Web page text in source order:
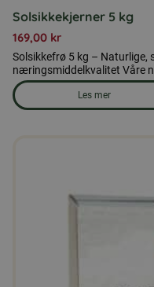
Solsikkekjerner 5 kg
169,00 kr
Solsikkefrø 5 kg – Naturlige,
næringsmiddelkvalitet Våre
Les mer
om